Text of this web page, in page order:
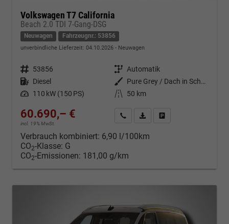
Volkswagen T7 California
Beach 2.0 TDI 7-Gang-DSG
Neuwagen Fahrzeugnr.: 53856
unverbindliche Lieferzeit: 04.10.2026 Neuwagen
Fahrzeugnr. 53856 Getriebe Automatik
Kraftstoff Diesel Außenfarbe
Pure Grey / Dach in Schwarz
Leistung 110 kW (150 PS) Kilometerstand 50 km
60.690,– €
incl. 19% MwSt.
Kontakt & Angebot anfordern
PDF-Datei, Fahrzeugexposé
Verbrauch kombiniert: 6,90 l/100km
CO2-Klasse: G
CO2-Emissionen: 181,00 g/km